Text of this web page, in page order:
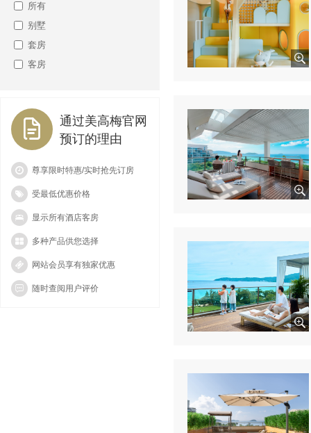
所有
别墅
套房
客房
通过美高梅官网
预订的理由
尊享限时特惠/实时抢先订房
受最低优惠价格
显示所有酒店客房
多种产品供您选择
网站会员享有独家优惠
随时查阅用户评价